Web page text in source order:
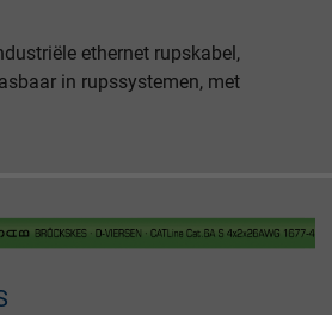
ethernet rupskabel,
in rupssystemen, met